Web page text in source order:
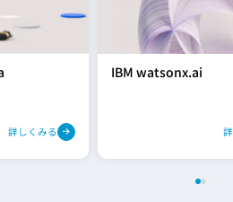
詳しくみる
IBM watsonx.ai